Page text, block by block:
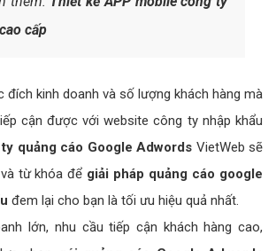
với mục tiêu nhận diện thương hiệu công ty
thể chọn những từ khóa chung chung, thông
truy vấn cao > mẫu quảng cáo công ty
nhiều > số click tăng lên > nhận diện
đạt mục đích kinh doanh của doanh nghiệp